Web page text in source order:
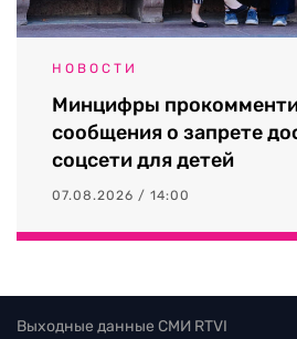
НОВОСТИ
Минцифры
сообщения о запрете
соцсети для детей
07.08.2026 / 14:00
Выходные данные СМИ RTVI